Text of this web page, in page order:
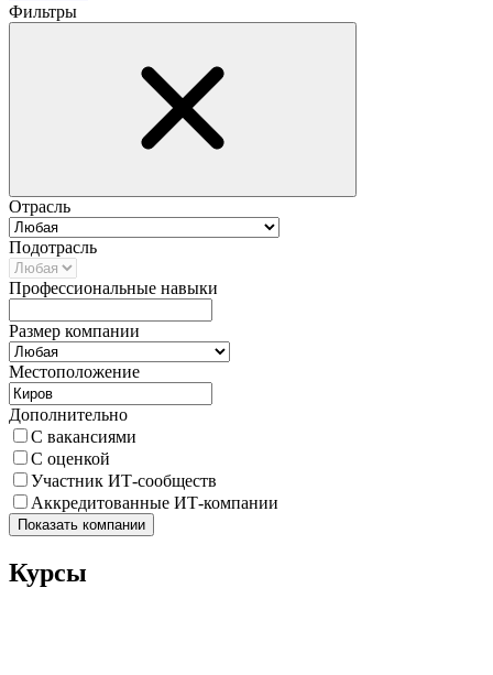
Фильтры
Отрасль
Подотрасль
Профессиональные навыки
Размер компании
Местоположение
Дополнительно
С вакансиями
С оценкой
Участник ИТ-сообществ
Аккредитованные ИТ-компании
Показать компании
Курсы